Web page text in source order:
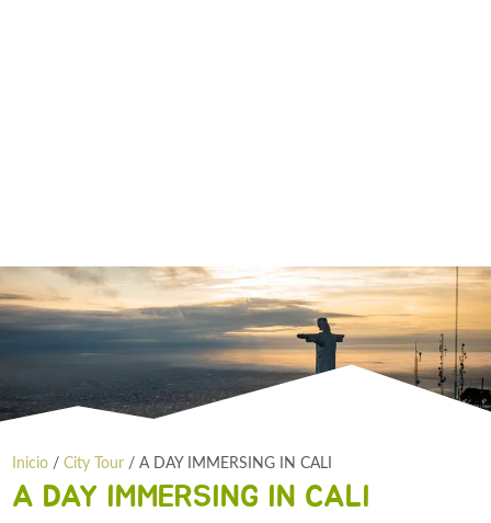
Inicio / City Tour / A DAY IMMERSING IN CALI
A DAY IMMERSING IN CALI